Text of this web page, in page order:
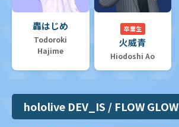
轟はじめ
Todoroki
Hajime
卒業生
火威青
Hiodoshi Ao
hololive DEV_IS / FLOW GLOW